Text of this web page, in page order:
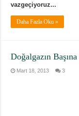
vazgeçiyoruz...
Daha Fazla Oku »
Doğalgazın
Mart 18, 2013 3